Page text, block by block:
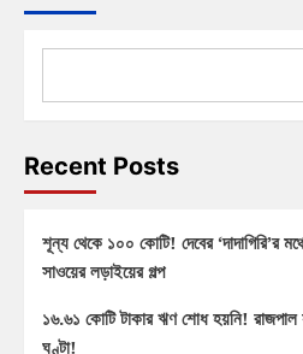
Recent Posts
শূন্য থেকে ১০০ কোটি! দেবের ‘দাদাগিরি’র
সাওয়ের লড়াইয়ের গল্প
১৬.৬১ কোটি টাকার ঋণ শোধ হয়নি! রাজপাল
ঘণ্টা!